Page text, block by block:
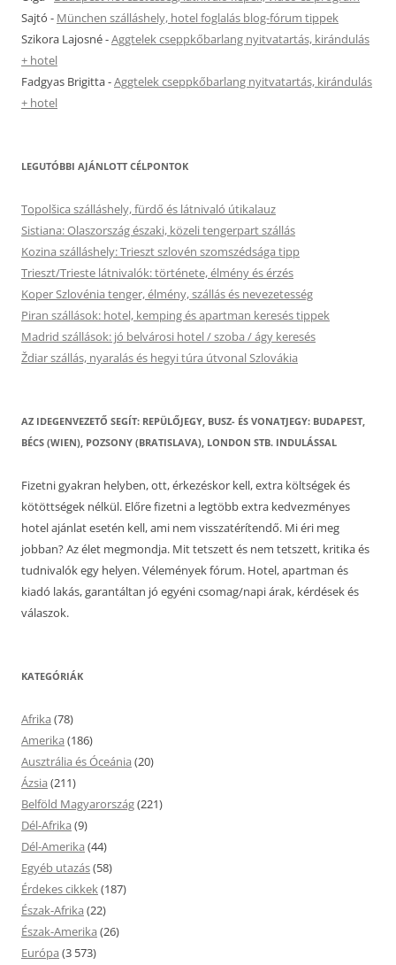
Sajtó - München szálláshely, hotel foglalás blog-fórum tippek
Szikora Lajosné-Aggtelek cseppkőbarlang nyitvatartás, kirándulás
+ hotel
Fadgyas Brigitta-Aggtelek cseppkőbarlang nyitvatartás, kirándulás
+ hotel
LEGUTÓBBI AJÁNLOTT CÉLPONTOK
Topolšica szálláshely, fürdő és látnivaló útikalauz
Sistiana: Olaszország északi, közeli tengerpart szállás
Kozina szálláshely: Trieszt szlovén szomszédsága tipp
Trieszt/Trieste látnivalók: története, élmény és érzés
Koper Szlovénia tenger, élmény, szállás és nevezetesség
Piran szállások: hotel, kemping és apartman keresés tippek
Madrid szállások: jó belvárosi hotel / szoba / ágy keresés
Ždiar szállás, nyaralás és hegyi túra útvonal Szlovákia
AZ IDEGENVEZETŐ SEGÍT: REPÜLŐJEGY, BUSZ- ÉS VONATJEGY: BUDAPEST,
BÉCS (WIEN), POZSONY (BRATISLAVA), LONDON STB. INDULÁSSAL
Fizetni gyakran helyben, ott, érkezéskor kell, extra költségek és
kötöttségek nélkül. Előre fizetni a legtöbb extra kedvezményes
hotel ajánlat esetén kell, ami nem visszatérítendő. Mi éri meg
jobban? Az élet megmondja. Mit tetszett és nem tetszett, kritika és
tudnivalók egy helyen. Vélemények fórum. Hotel, apartman és
kiadó lakás, garantáltan jó egyéni csomag/napi árak, kérdések és
válaszok.
KATEGÓRIÁK
Afrika (78)
Amerika (186)
Ausztrália és Óceánia (20)
Ázsia (211)
Belföld Magyarország(221)
Dél-Afrika (9)
Dél-Amerika (44)
Egyéb utazás(58)
Érdekes cikkek(187)
Észak-Afrika (22)
Észak-Amerika (26)
Európa (3 573)